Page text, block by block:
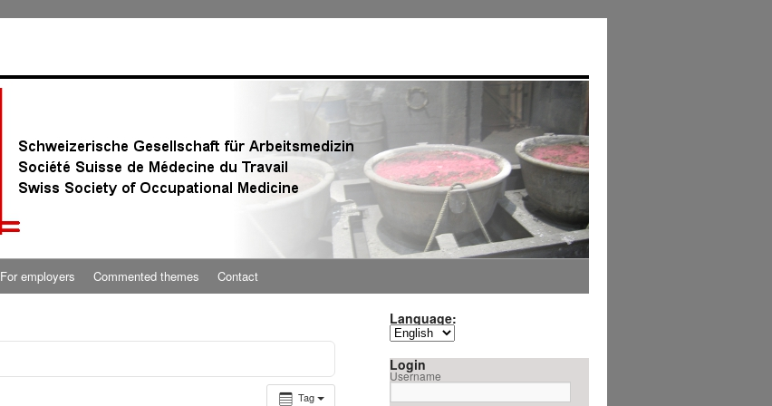
For employers Commented themes Contact
Tag
Language:
Login
Username